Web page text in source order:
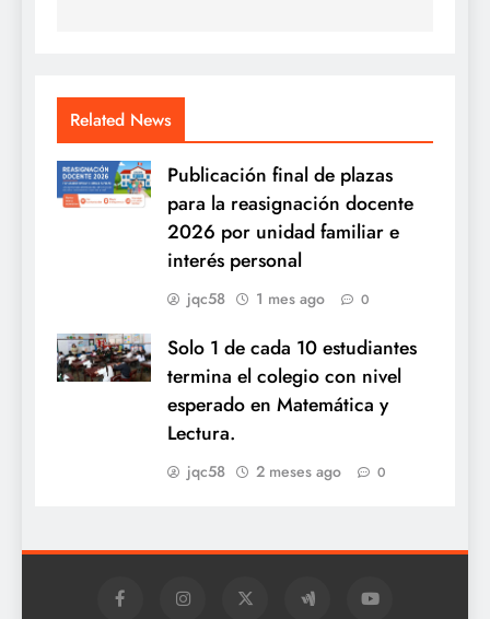
Related News
Publicación final de plazas
para la reasignación docente
2026 por unidad familiar e
interés personal
jqc58 1 mes ago 0
Solo 1 de cada 10 estudiantes
termina el colegio con nivel
esperado en Matemática y
Lectura.
jqc58 2 meses ago 0